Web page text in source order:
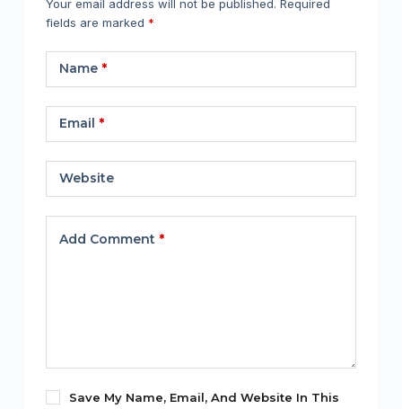
Your email address will not be published. Required
fields are marked *
Name*
Email *
Website
Add Comment *
Save My Name, Email, And Website In This